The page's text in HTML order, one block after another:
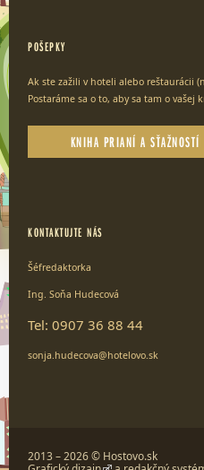
POŠEPKY
Ak ste zažili v hoteli alebo reštaurácii
Postaráme sa o to, aby sa tam o
KNIHA PRIANÍ A SŤAŽNOSTÍ
KONTAKTUJTE NÁS
Šéfredaktorka
Ing. Soňa Hudecová
Tel: 0907 36 88 44
sonja.hudecova@hotelovo.sk
2013 – 2026 © Hostovo.sk